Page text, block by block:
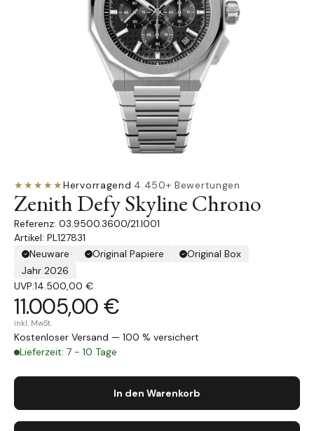
★★★★★Hervorragend·4.450+ Bewertungen
Zenith Defy Skyline Chrono
03.9500.3600/21.I001
Artikel: PL127831
Neuware
Original Papiere
Original Box
Jahr 2026
UVP:14.500,00 €
11.005,00 €
inkl. MwSt.
Kostenloser Versand — 100 % versichert
Lieferzeit: 7 - 10 Tage
In den Warenkorb